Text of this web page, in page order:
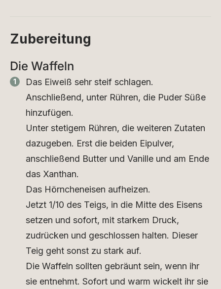
Zubereitung
Die Waffeln
Das Eiweiß sehr steif schlagen.
Anschließend, unter Rühren, die Puder Süße
hinzufügen.
Unter stetigem Rühren, die weiteren Zutaten
dazugeben. Erst die beiden Eipulver,
anschließend Butter und Vanille und am Ende
das Xanthan.
Das Hörncheneisen aufheizen.
Jetzt 1/10 des Teigs, in die Mitte des Eisens
setzen und sofort, mit starkem Druck,
zudrücken und geschlossen halten. Dieser
Teig geht sonst zu stark auf.
Die Waffeln sollten gebräunt sein, wenn ihr
sie entnehmt. Sofort und warm wickelt ihr sie